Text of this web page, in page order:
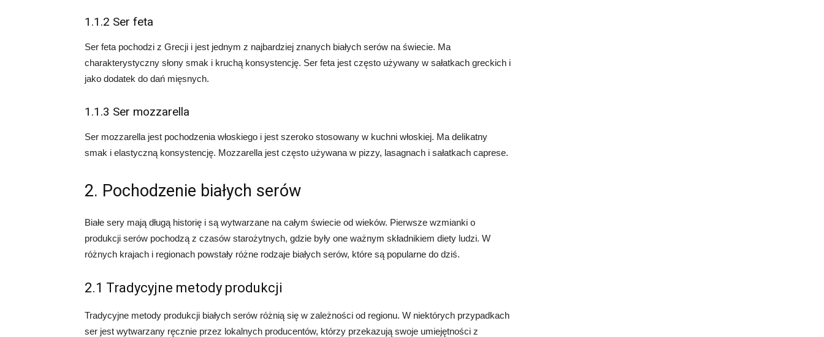
1.1.2 Ser feta
Ser feta pochodzi z Grecji i jest jednym z najbardziej znanych białych serów na świecie. Ma
charakterystyczny słony smak i kruchą konsystencję. Ser feta jest często używany w sałatkach greckich i
jako dodatek do dań mięsnych.
1.1.3 Ser mozzarella
Ser mozzarella jest pochodzenia włoskiego i jest szeroko stosowany w kuchni włoskiej. Ma delikatny
smak i elastyczną konsystencję. Mozzarella jest często używana w pizzy, lasagnach i sałatkach caprese.
2. Pochodzenie białych serów
Białe sery mają długą historię i są wytwarzane na całym świecie od wieków. Pierwsze wzmianki o
produkcji serów pochodzą z czasów starożytnych, gdzie były one ważnym składnikiem diety ludzi. W
różnych krajach i regionach powstały różne rodzaje białych serów, które są popularne do dziś.
2.1 Tradycyjne metody produkcji
Tradycyjne metody produkcji białych serów różnią się w zależności od regionu. W niektórych przypadkach
ser jest wytwarzany ręcznie przez lokalnych producentów, którzy przekazują swoje umiejętności z